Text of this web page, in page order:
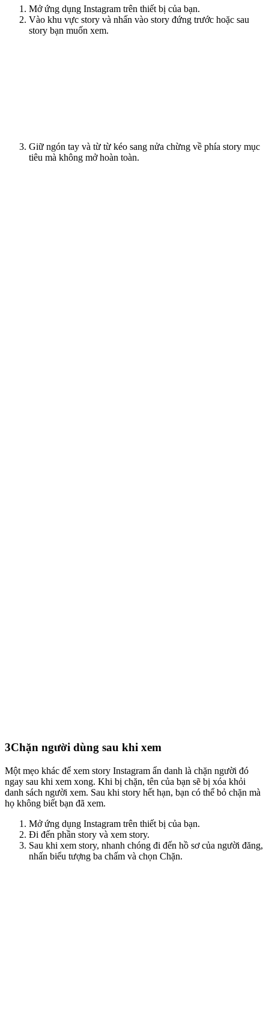
Mở ứng dụng Instagram trên thiết bị của bạn.
Vào khu vực story và nhấn vào story đứng trước hoặc sau
story bạn muốn xem.
Giữ ngón tay và từ từ kéo sang nửa chừng về phía story mục
tiêu mà không mở hoàn toàn.
3Chặn người dùng sau khi xem
Một mẹo khác để xem story Instagram ẩn danh là chặn người đó
ngay sau khi xem xong. Khi bị chặn, tên của bạn sẽ bị xóa khỏi
danh sách người xem. Sau khi story hết hạn, bạn có thể bỏ chặn mà
họ không biết bạn đã xem.
Mở ứng dụng Instagram trên thiết bị của bạn.
Đi đến phần story và xem story.
Sau khi xem story, nhanh chóng đi đến hồ sơ của người đăng,
nhấn biểu tượng ba chấm và chọn Chặn.